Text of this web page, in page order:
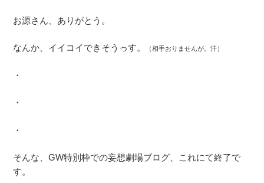
お源さん、ありがとう。
なんか、イイコイできそうっす。 （相手おりませんが。汗）
・
・
・
そんな、GW特別枠での妄想劇場ブログ、これにて終了で
す。